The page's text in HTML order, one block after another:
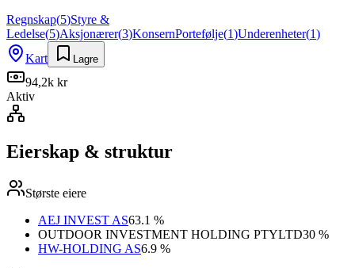
Regnskap(5)Styre &
Ledelse(5)Aksjonærer(3)KonsernPortefølje(1)Underenheter(1)
Kart
Lagre
94,2k kr
Aktiv
Eierskap & struktur
Største eiere
AEJ INVEST AS63.1 %
OUTDOOR INVESTMENT HOLDING PTYLTD30 %
HW-HOLDING AS6.9 %